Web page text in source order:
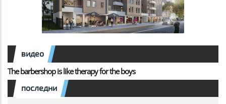
видео
The barbershop is like therapy for the boys
последни